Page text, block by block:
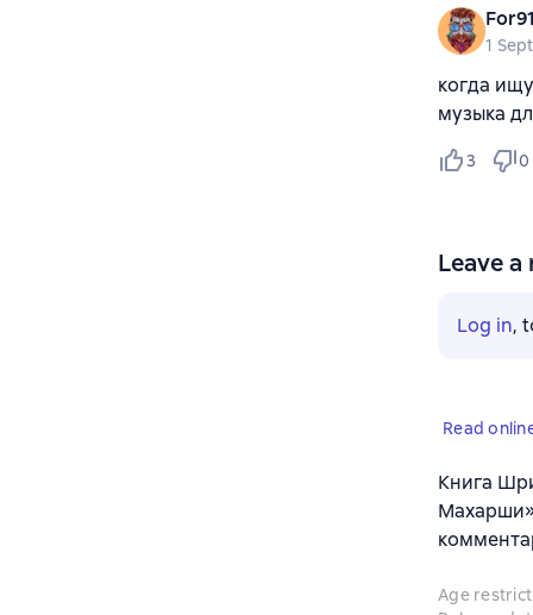
1
когда
музыка
3 0
Leave a
Log in,
Read
Книга
Age